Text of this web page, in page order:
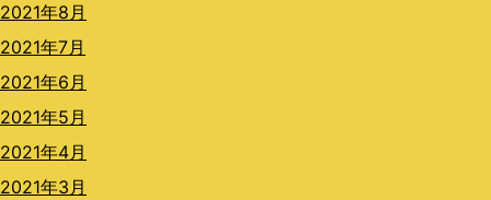
2021年8月
2021年7月
2021年6月
2021年5月
2021年4月
2021年3月